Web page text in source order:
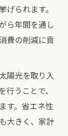
られます。
ら年間を通し
費の削減に貢
陽光を取り入
うことで、
す。省エネ性
大きく、家計